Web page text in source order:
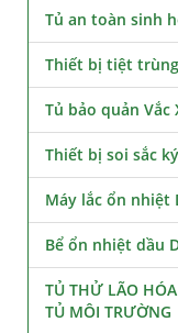
Tủ an toàn sinh
Thiết bị tiệt
Tủ bảo quản
Thiết bị soi sắc ký
Máy lắc ổn nhiệt
Bể ổn nhiệt dầu
TỦ THỬ LÃO
TỦ MÔI TRƯỜNG